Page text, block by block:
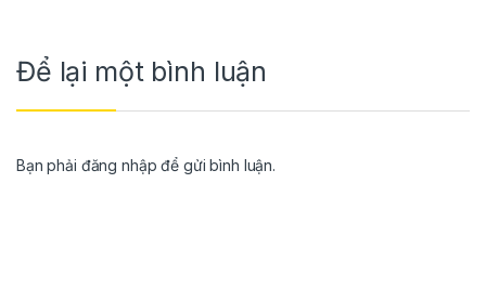
Để lại một bình luận
Bạn phải đăng nhập để gửi bình luận.